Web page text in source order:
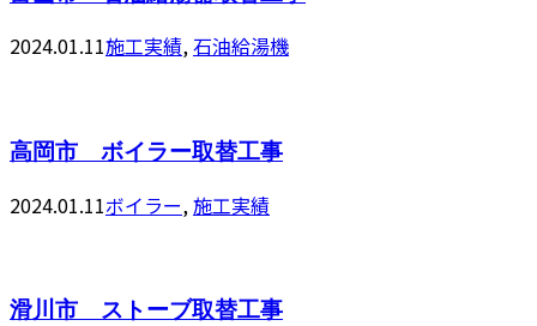
2024.01.11施工実績,石油給湯機
高岡市 ボイラー取替工事
2024.01.11ボイラー, 施工実績
滑川市 ストーブ取替工事